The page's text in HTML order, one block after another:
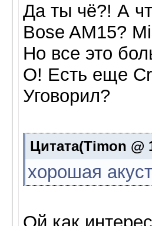
Да ты чё?! А
Bose AM15?
Но все это
О! Есть еще
Уговорил?
Цитата(Timon @
хорошая